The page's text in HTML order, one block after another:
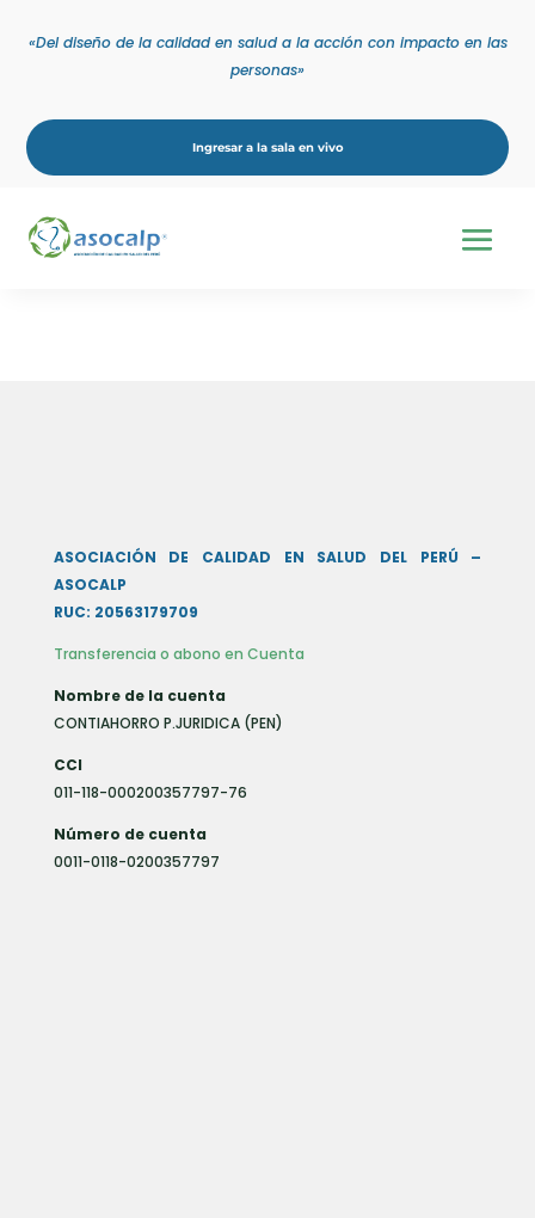
«Del diseño de la calidad en salud a la acción con impacto en las
personas»
Ingresar a la sala en vivo
ASOCIACIÓN DE CALIDAD EN SALUD DEL PERÚ –
ASOCALP
RUC: 20563179709
Transferencia o abono en Cuenta
Nombre de la cuenta
CONTIAHORRO P.JURIDICA (PEN)
CCI
011-118-000200357797-76
Número de cuenta
0011-0118-0200357797